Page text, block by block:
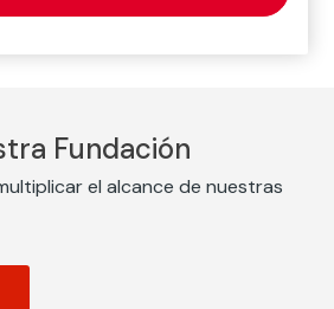
Fundación
el alcance de nuestras